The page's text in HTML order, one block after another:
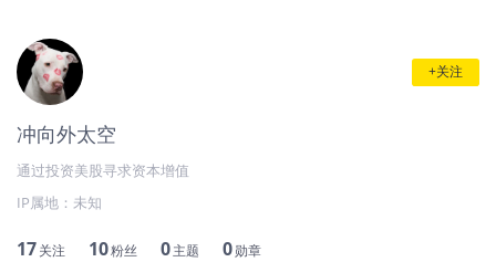
+关注
冲向外太空
通过投资美股寻求资本增值
IP属地： 未知
17关注 10粉丝 0主题 0勋章